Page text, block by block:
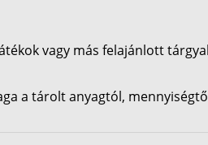
vagy más felajánlott
a tárolt anyagtól,